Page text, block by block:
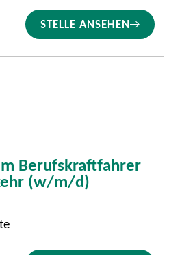
STELLE ANSEHEN
Berufskraftfahrer
(w/m/d)